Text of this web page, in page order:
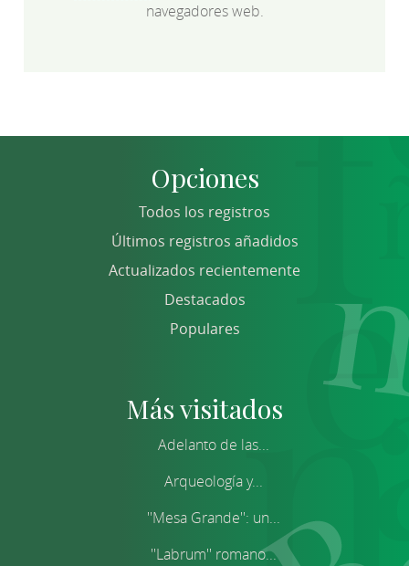
navegadores web.
Opciones
Todos los registros
Últimos registros añadidos
Actualizados recientemente
Destacados
Populares
Más visitados
Adelanto de las...
Arqueología y...
''Mesa Grande'': un...
''Labrum'' romano...